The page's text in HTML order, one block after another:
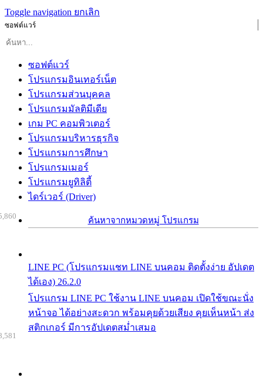
Toggle navigation ยกเลิก
ซอฟต์แวร์
ซอฟต์แวร์
โปรแกรมอินเทอร์เน็ต
โปรแกรมส่วนบุคคล
โปรแกรมมัลติมีเดีย
เกม PC คอมพิวเตอร์
โปรแกรมบริหารธุรกิจ
โปรแกรมการศึกษา
โปรแกรมเมอร์
โปรแกรมยูทิลิตี้
ไดร์เวอร์ (Driver)
ค้นหาจากหมวดหมู่ โปรแกรม
LINE PC (โปรแกรมแชท LINE บนคอม ติดตั้งง่าย อัปเดต
ได้เอง) 26.2.0
โปรแกรม LINE PC ใช้งาน LINE บนคอม เปิดใช้ขณะนั่ง
หน้าจอ ได้อย่างสะดวก พร้อมคุยด้วยเสียง คุยเห็นหน้า ส่ง
สติกเกอร์ มีการอัปเดตสม่ำเสมอ